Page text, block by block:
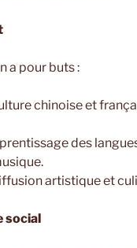
a pour buts :
chinoise et
des
artistique et
social